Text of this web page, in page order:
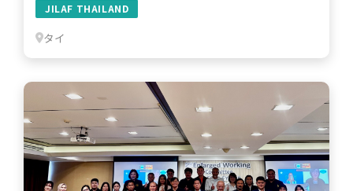
JILAF THAILAND
タイ